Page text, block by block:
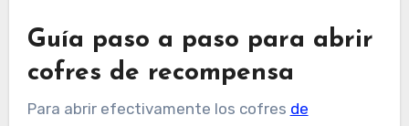
Guía paso a paso para abrir
cofres de recompensa
Para abrir efectivamente los cofres de